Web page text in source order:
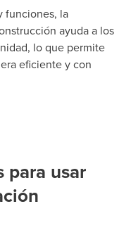
funciones, la
ayuda a los
lo que permite
eficiente y con
para usar